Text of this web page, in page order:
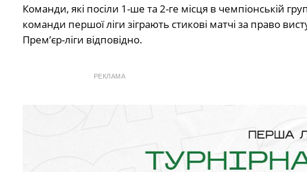
Команди, які посіли 1-ше та 2-ге місця в чемпіонській
команди першої ліги зіграють стикові матчі за право
Прем’єр-ліги відповідно.
РЕКЛАМА